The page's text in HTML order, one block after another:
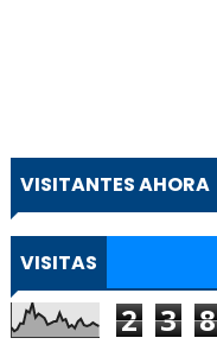
VISITANTES AHORA
VISITAS
2 3 8